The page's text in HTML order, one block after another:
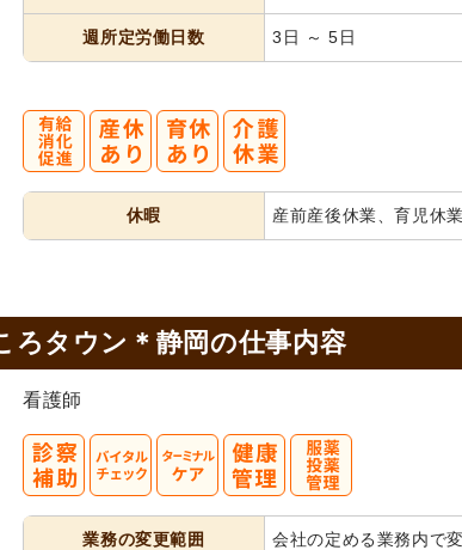
週所定労働日数 3日 ～ 5日
休暇 産前産後休業、育児休
ろタウン＊静岡の仕事内容
看護師
業務の変更範囲 会社の定める業務内で